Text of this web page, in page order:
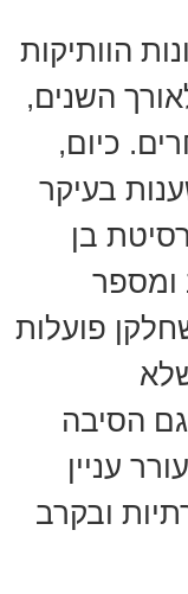
הוותיקות
השנים,
כיום,
בעיקר
בן
ומספר
פועלות
הסיבה
עניין
ובקרב